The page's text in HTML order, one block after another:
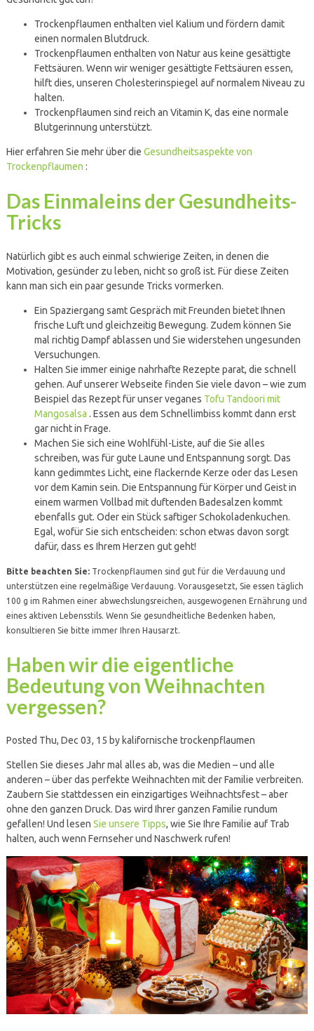
Trockenpflaumen enthalten viel Kalium und fördern damit
einen normalen Blutdruck.
Trockenpflaumen enthalten von Natur aus keine gesättigte
Fettsäuren. Wenn wir weniger gesättigte Fettsäuren essen,
hilft dies, unseren Cholesterinspiegel auf normalem Niveau zu
halten.
Trockenpflaumen sind reich an Vitamin K, das eine normale
Blutgerinnung unterstützt.
Hier erfahren Sie mehr über die Gesundheitsaspekte von
Trockenpflaumen :
Das Einmaleins der Gesundheits-
Tricks
Natürlich gibt es auch einmal schwierige Zeiten, in denen die
Motivation, gesünder zu leben, nicht so groß ist. Für diese Zeiten
kann man sich ein paar gesunde Tricks vormerken.
Ein Spaziergang samt Gespräch mit Freunden bietet Ihnen
frische Luft und gleichzeitig Bewegung. Zudem können Sie
mal richtig Dampf ablassen und Sie widerstehen ungesunden
Versuchungen.
Halten Sie immer einige nahrhafte Rezepte parat, die schnell
gehen. Auf unserer Webseite finden Sie viele davon – wie zum
Beispiel das Rezept für unser veganes Tofu Tandoori mit
Mangosalsa . Essen aus dem Schnellimbiss kommt dann erst
gar nicht in Frage.
Machen Sie sich eine Wohlfühl-Liste, auf die Sie alles
schreiben, was für gute Laune und Entspannung sorgt. Das
kann gedimmtes Licht, eine flackernde Kerze oder das Lesen
vor dem Kamin sein. Die Entspannung für Körper und Geist in
einem warmen Vollbad mit duftenden Badesalzen kommt
ebenfalls gut. Oder ein Stück saftiger Schokoladenkuchen.
Egal, wofür Sie sich entscheiden: schon etwas davon sorgt
dafür, dass es Ihrem Herzen gut geht!
Bitte beachten Sie: Trockenpflaumen sind gut für die Verdauung und
unterstützen eine regelmäßige Verdauung. Vorausgesetzt, Sie essen täglich
100 g im Rahmen einer abwechslungsreichen, ausgewogenen Ernährung und
eines aktiven Lebensstils. Wenn Sie gesundheitliche Bedenken haben,
konsultieren Sie bitte immer Ihren Hausarzt.
Haben wir die eigentliche
Bedeutung von Weihnachten
vergessen?
Posted Thu, Dec 03, 15 by kalifornische trockenpflaumen
Stellen Sie dieses Jahr mal alles ab, was die Medien – und alle
anderen – über das perfekte Weihnachten mit der Familie verbreiten.
Zaubern Sie stattdessen ein einzigartiges Weihnachtsfest – aber
ohne den ganzen Druck. Das wird Ihrer ganzen Familie rundum
gefallen! Und lesen Sie unsere Tipps, wie Sie Ihre Familie auf Trab
halten, auch wenn Fernseher und Naschwerk rufen!